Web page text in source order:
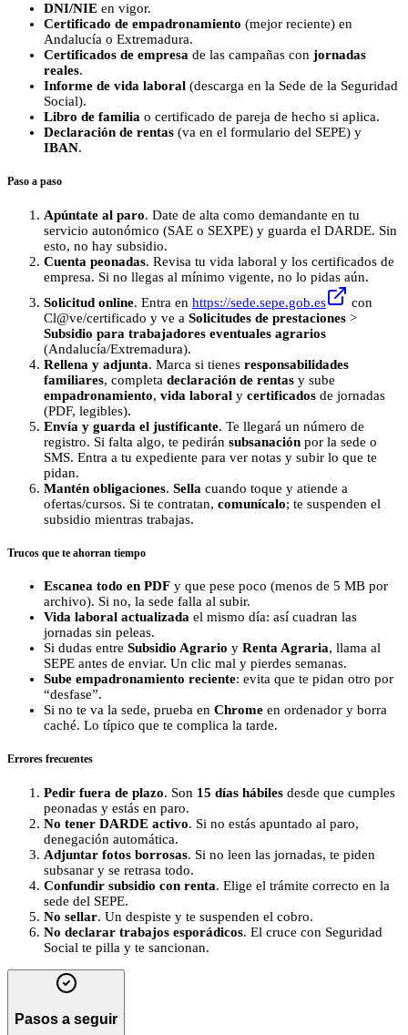
DNI/NIE en vigor.
Certificado de empadronamiento (mejor reciente) en
Andalucía o Extremadura.
Certificados de empresa de las campañas con jornadas
reales.
Informe de vida laboral (descarga en la Sede de la Seguridad
Social).
Libro de familia o certificado de pareja de hecho si aplica.
Declaración de rentas (va en el formulario del SEPE) y
IBAN.
Paso a paso
Apúntate al paro. Date de alta como demandante en tu
servicio autonómico (SAE o SEXPE) y guarda el DARDE. Sin
esto, no hay subsidio.
Cuenta peonadas. Revisa tu vida laboral y los certificados de
empresa. Si no llegas al mínimo vigente, no lo pidas aún.
Solicitud online. Entra en https://sede.sepe.gob.es
con
Cl@ve/certificado y ve a Solicitudes de prestaciones >
Subsidio para trabajadores eventuales agrarios
(Andalucía/Extremadura).
Rellena y adjunta. Marca si tienes responsabilidades
familiares, completa declaración de rentas y sube
empadronamiento, vida laboral y certificados de jornadas
(PDF, legibles).
Envía y guarda el justificante. Te llegará un número de
registro. Si falta algo, te pedirán subsanación por la sede o
SMS. Entra a tu expediente para ver notas y subir lo que te
pidan.
Mantén obligaciones. Sella cuando toque y atiende a
ofertas/cursos. Si te contratan, comunícalo; te suspenden el
subsidio mientras trabajas.
Trucos que te ahorran tiempo
Escanea todo en PDF y que pese poco (menos de 5 MB por
archivo). Si no, la sede falla al subir.
Vida laboral actualizada el mismo día: así cuadran las
jornadas sin peleas.
Si dudas entre Subsidio Agrario y Renta Agraria, llama al
SEPE antes de enviar. Un clic mal y pierdes semanas.
Sube empadronamiento reciente: evita que te pidan otro por
“desfase”.
Si no te va la sede, prueba en Chrome en ordenador y borra
caché. Lo típico que te complica la tarde.
Errores frecuentes
Pedir fuera de plazo. Son 15 días hábiles desde que cumples
peonadas y estás en paro.
No tener DARDE activo. Si no estás apuntado al paro,
denegación automática.
Adjuntar fotos borrosas. Si no leen las jornadas, te piden
subsanar y se retrasa todo.
Confundir subsidio con renta. Elige el trámite correcto en la
sede del SEPE.
No sellar. Un despiste y te suspenden el cobro.
No declarar trabajos esporádicos. El cruce con Seguridad
Social te pilla y te sancionan.
Pasos a seguir